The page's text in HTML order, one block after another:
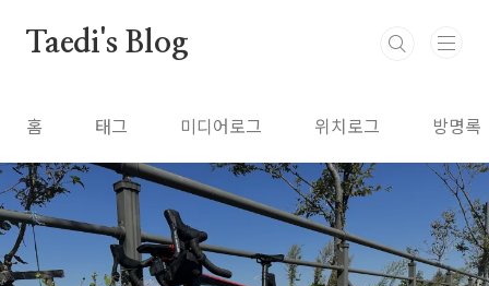
Taedi's Blog
홈 태그 미디어로그 위치로그 방명록